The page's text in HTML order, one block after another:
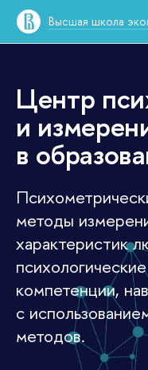
Высшая школа
Центр
и
в
методы
характеристик
компетенции,
с
методов.